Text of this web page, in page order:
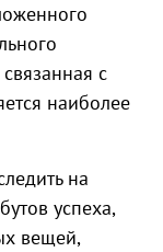
с
наиболее
на
успеха,
вещей,